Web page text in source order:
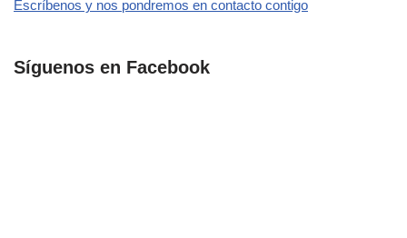
Escríbenos y nos pondremos en contacto contigo
Síguenos en Facebook